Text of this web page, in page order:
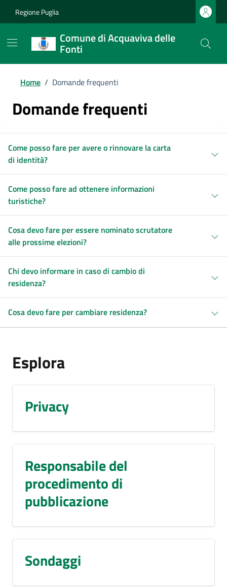
Regione Puglia
Comune di Acquaviva delle
Fonti
Home / Domande frequenti
Domande frequenti
Come posso fare per avere o rinnovare la carta
di identità?
Come posso fare ad ottenere informazioni
turistiche?
Cosa devo fare per essere nominato scrutatore
alle prossime elezioni?
Chi devo informare in caso di cambio di
residenza?
Cosa devo fare per cambiare residenza?
Esplora
Privacy
Responsabile del
procedimento di
pubblicazione
Sondaggi